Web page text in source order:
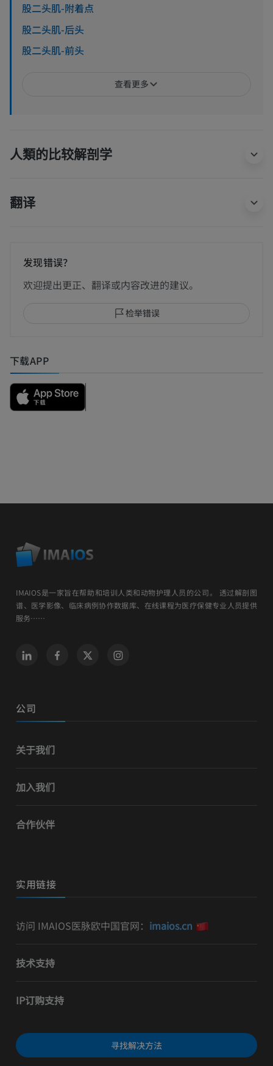
股二头肌-附着点
股二头肌-后头
股二头肌-前头
查看更多
人類的比较解剖学
翻译
发现错误？
欢迎提出更正、翻译或内容改进的建议。
检举错误
下载APP
IMAIOS是一家旨在帮助和培训人类和动物护理人员的公司。 透过解剖图
谱、医学影像、临床病例协作数据库、在线课程为医疗保健专业人员提供
服务……
公司
关于我们
加入我们
合作伙伴
实用链接
访问 IMAIOS医脉欧中国官网： imaios.cn
技术支持
IP订购支持
寻找解决方法